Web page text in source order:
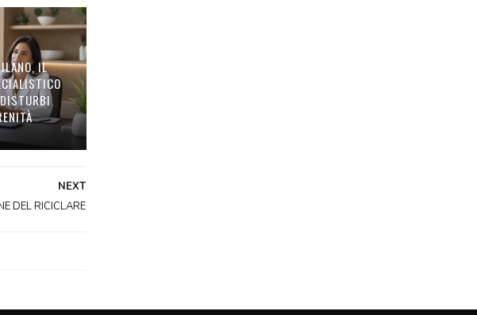
IL
NEXT
DEL RICICLARE